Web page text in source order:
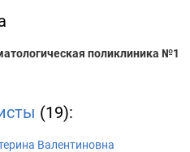
поликлиника №1
(19):
Валентиновна